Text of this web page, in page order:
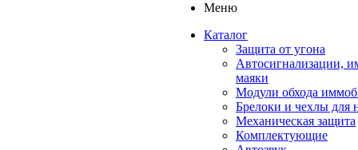
Меню
Каталог
Защита от угона
Автосигнализации,
маяки
Модули обхода
Брелоки и чехлы для
Механическая защита
Комплектующие